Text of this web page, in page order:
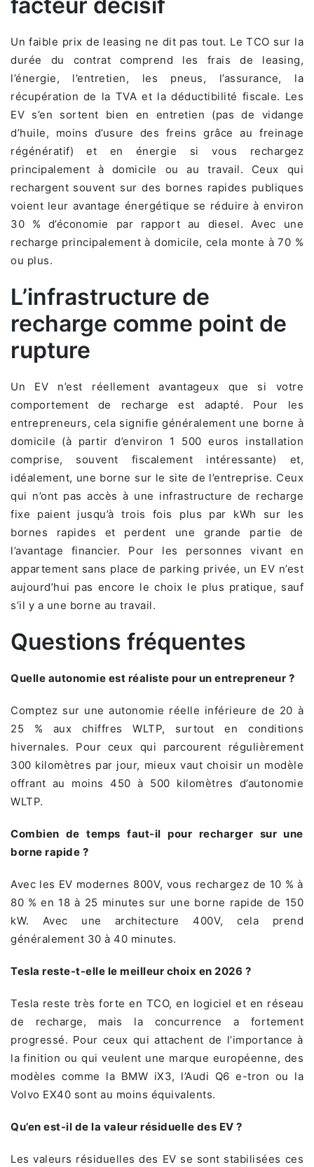
Un faible prix de leasing ne dit pas tout. Le TCO sur la
durée du contrat comprend les frais de leasing,
l’énergie, l’entretien, les pneus, l’assurance, la
récupération de la TVA et la déductibilité fiscale. Les
EV s’en sortent bien en entretien (pas de vidange
d’huile, moins d’usure des freins grâce au freinage
régénératif) et en énergie si vous rechargez
principalement à domicile ou au travail. Ceux qui
rechargent souvent sur des bornes rapides publiques
voient leur avantage énergétique se réduire à environ
30 % d’économie par rapport au diesel. Avec une
recharge principalement à domicile, cela monte à 70 %
ou plus.
L’infrastructure de
recharge comme point de
rupture
Un EV n’est réellement avantageux que si votre
comportement de recharge est adapté. Pour les
entrepreneurs, cela signifie généralement une borne à
domicile (à partir d’environ 1 500 euros installation
comprise, souvent fiscalement intéressante) et,
idéalement, une borne sur le site de l’entreprise. Ceux
qui n’ont pas accès à une infrastructure de recharge
fixe paient jusqu’à trois fois plus par kWh sur les
bornes rapides et perdent une grande partie de
l’avantage financier. Pour les personnes vivant en
appartement sans place de parking privée, un EV n’est
aujourd’hui pas encore le choix le plus pratique, sauf
s’il y a une borne au travail.
Questions fréquentes
Quelle autonomie est réaliste pour un entrepreneur ?
Comptez sur une autonomie réelle inférieure de 20 à
25 % aux chiffres WLTP, surtout en conditions
hivernales. Pour ceux qui parcourent régulièrement
300 kilomètres par jour, mieux vaut choisir un modèle
offrant au moins 450 à 500 kilomètres d’autonomie
WLTP.
Combien de temps faut-il pour recharger sur une
borne rapide ?
Avec les EV modernes 800V, vous rechargez de 10 % à
80 % en 18 à 25 minutes sur une borne rapide de 150
kW. Avec une architecture 400V, cela prend
généralement 30 à 40 minutes.
Tesla reste-t-elle le meilleur choix en 2026 ?
Tesla reste très forte en TCO, en logiciel et en réseau
de recharge, mais la concurrence a fortement
progressé. Pour ceux qui attachent de l’importance à
la finition ou qui veulent une marque européenne, des
modèles comme la BMW iX3, l’Audi Q6 e-tron ou la
Volvo EX40 sont au moins équivalents.
Qu’en est-il de la valeur résiduelle des EV ?
Les valeurs résiduelles des EV se sont stabilisées ces